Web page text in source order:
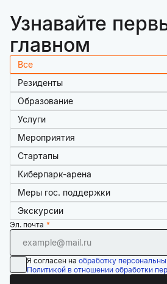
Узнавайте
главном
Все
Резиденты
Образование
Услуги
Мероприятия
Стартапы
Киберпарк-арена
Меры гос. поддержки
Экскурсии
Эл. почта
Я согласен на обработку
Политикой в отношении обработки